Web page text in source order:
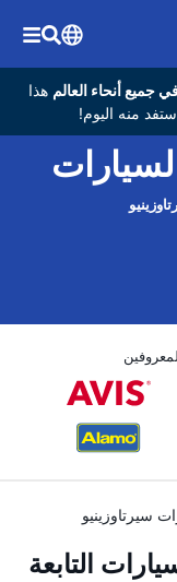
هذا
سيرتاوزينيو
التابعة